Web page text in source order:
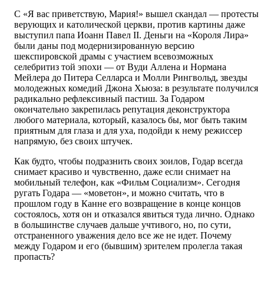
С «Я вас приветствую, Мария!» вышел скандал — протесты
верующих и католической церкви, против картины даже
выступил папа Иоанн Павел II. Деньги на «Короля Лира»
были даны под модернизированную версию
шекспировской драмы с участием всевозможных
селебритиз той эпохи — от Вуди Аллена и Нормана
Мейлера до Питера Селларса и Молли Рингвольд, звезды
молодежных комедий Джона Хьюза: в результате получился
радикально рефлексивный пастиш. За Годаром
окончательно закрепилась репутация деконструктора
любого материала, который, казалось бы, мог быть таким
приятным для глаза и для уха, подойди к нему режиссер
напрямую, без своих штучек.
Как будто, чтобы подразнить своих зоилов, Годар всегда
снимает красиво и чувственно, даже если снимает на
мобильный телефон, как «Фильм Социализм». Сегодня
ругать Годара — «моветон», и можно считать, что в
прошлом году в Канне его возвращение в конце концов
состоялось, хотя он и отказался явиться туда лично. Однако
в большинстве случаев дальше учтивого, но, по сути,
отстраненного уважения дело все же не идет. Почему
между Годаром и его (бывшим) зрителем пролегла такая
пропасть?